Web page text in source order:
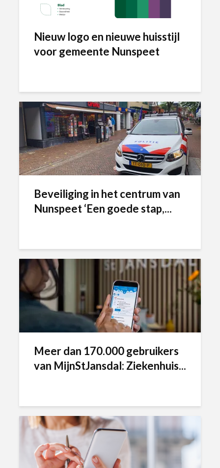
Nieuw logo en nieuwe huisstijl
voor gemeente Nunspeet
Beveiliging in het centrum van
Nunspeet ‘Een goede stap,...
Meer dan 170.000 gebruikers
van MijnStJansdal: Ziekenhuis...